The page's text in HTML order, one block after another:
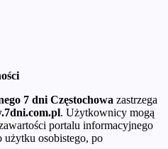
7 dni Częstochowa zastrzega
. Użytkownicy mogą
portalu informacyjnego
użytku osobistego, po